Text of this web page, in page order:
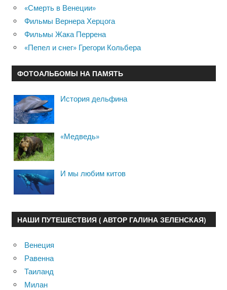
«Смерть в Венеции»
Фильмы Вернера Херцога
Фильмы Жака Перрена
«Пепел и снег» Грегори Кольбера
ФОТОАЛЬБОМЫ НА ПАМЯТЬ
История дельфина
«Медведь»
И мы любим китов
НАШИ ПУТЕШЕСТВИЯ ( АВТОР ГАЛИНА ЗЕЛЕНСКАЯ)
Венеция
Равенна
Таиланд
Милан